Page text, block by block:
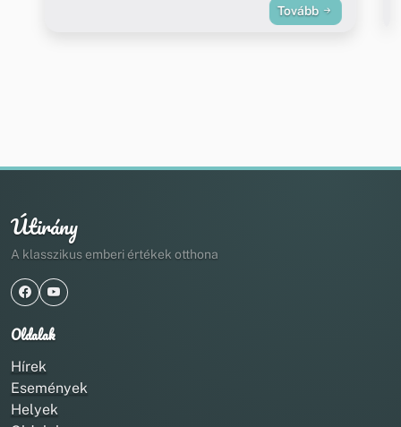
Tovább
Útirány
A klasszikus emberi értékek otthona
Oldalak
Hírek
Események
Helyek